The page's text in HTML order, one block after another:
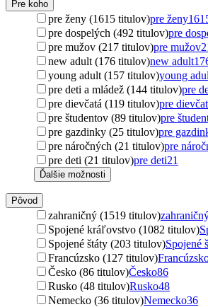
Pre koho
pre ženy (1615 titulov)pre ženy
pre dospelých (492 titulov)pre
pre mužov (217 titulov)pre mužov
new adult (176 titulov)new adult
young adult (157 titulov)young
pre deti a mládež (144 titulov)pre
pre dievčatá (119 titulov)pre
pre študentov (89 titulov)pre
pre gazdinky (25 titulov)pre
pre náročných (21 titulov)pre
pre deti (21 titulov)pre deti21
Ďalšie možnosti
Pôvod
zahraničný (1519 titulov)
Spojené kráľovstvo (1082 titulov)
Spojené štáty (203 titulov)Spojené
Francúzsko (127 titulov)
Česko (86 titulov)Česko86
Rusko (48 titulov)Rusko48
Nemecko (36 titulov)Nemecko36